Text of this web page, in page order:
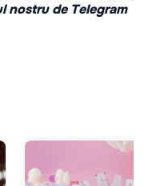
nostru de Telegram